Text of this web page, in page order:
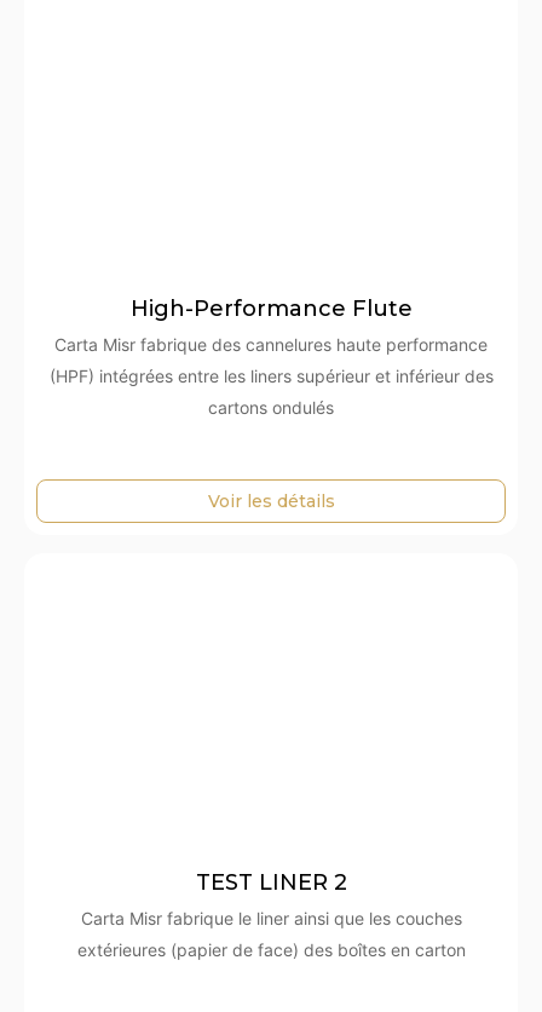
High-Performance Flute
Carta Misr fabrique des cannelures haute performance
(HPF) intégrées entre les liners supérieur et inférieur des
cartons ondulés
Voir les détails
TEST LINER 2
Carta Misr fabrique le liner ainsi que les couches
extérieures (papier de face) des boîtes en carton